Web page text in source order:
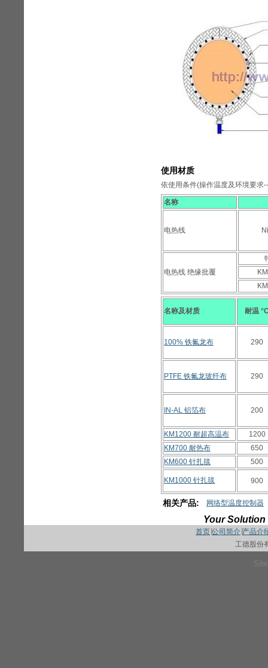
使用材质
依使用条件(操作温度及环境要求
名称
电热线
电热线 绝缘批覆
名称及材质 耐温
100% 铁氟龙布 290
PTFE 铁氟龙玻纤布 290
IN-AL 铝箔布 200
KM1200 耐超高温布
1200
KM700 耐热布
650
KM600 针扎毯
500
KM1000 针扎毯 900
相关产品: 网络型温度控制器
Your
首页 公司简介 产品介
工德股份